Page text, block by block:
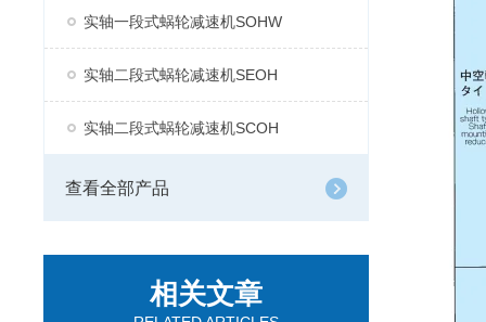
实轴一段式蜗轮减速机SOHW
实轴二段式蜗轮减速机SEOH
实轴二段式蜗轮减速机SCOH
查看全部产品
相关文章